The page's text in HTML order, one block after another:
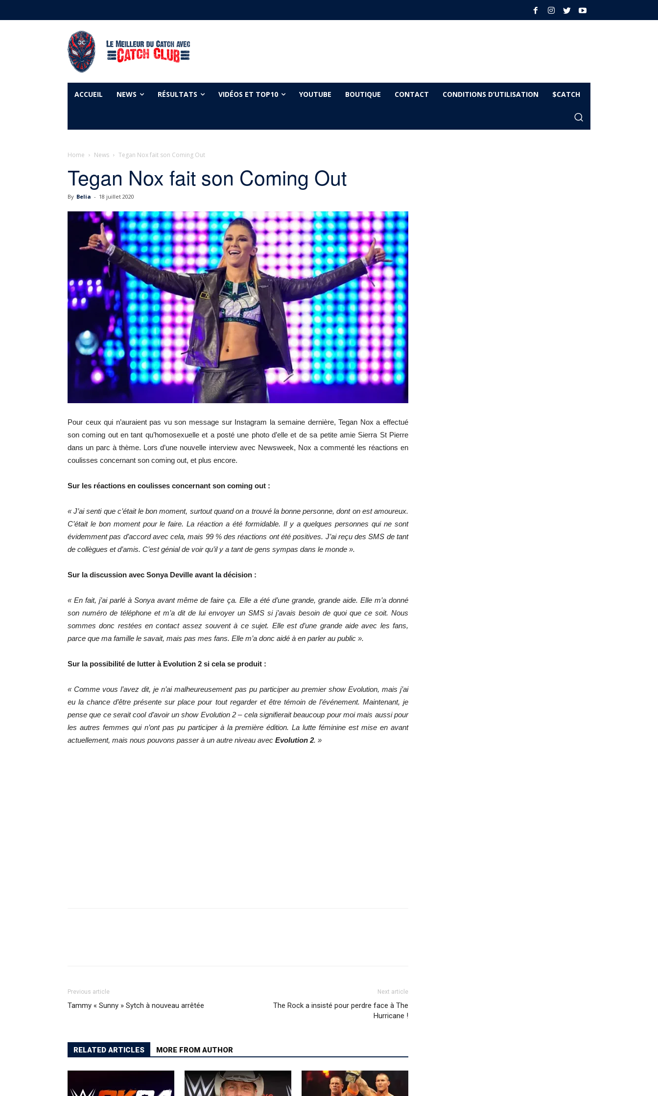
ACCUEIL NEWS RÉSULTATS VIDÉOS ET TOP10 YOUTUBE BOUTIQUE CONTACT CONDITIONS D’UTILISATION $CATCH
Home News Tegan Nox fait son Coming Out
Tegan Nox fait son Coming Out
By Belia - 18 juillet 2020
Pour ceux qui n’auraient pas vu son message sur Instagram la semaine dernière, Tegan Nox a effectué
son coming out en tant qu’homosexuelle et a posté une photo d’elle et de sa petite amie Sierra St Pierre
dans un parc à thème. Lors d’une nouvelle interview avec Newsweek, Nox a commenté les réactions en
coulisses concernant son coming out, et plus encore.
Sur les réactions en coulisses concernant son coming out :
« J’ai senti que c’était le bon moment, surtout quand on a trouvé la bonne personne, dont on est amoureux.
C’était le bon moment pour le faire. La réaction a été formidable. Il y a quelques personnes qui ne sont
évidemment pas d’accord avec cela, mais 99 % des réactions ont été positives. J’ai reçu des SMS de tant
de collègues et d’amis. C’est génial de voir qu’il y a tant de gens sympas dans le monde ».
Sur la discussion avec Sonya Deville avant la décision :
« En fait, j’ai parlé à Sonya avant même de faire ça. Elle a été d’une grande, grande aide. Elle m’a donné
son numéro de téléphone et m’a dit de lui envoyer un SMS si j’avais besoin de quoi que ce soit. Nous
sommes donc restées en contact assez souvent à ce sujet. Elle est d’une grande aide avec les fans,
parce que ma famille le savait, mais pas mes fans. Elle m’a donc aidé à en parler au public ».
Sur la possibilité de lutter à Evolution 2 si cela se produit :
« Comme vous l’avez dit, je n’ai malheureusement pas pu participer au premier show Evolution, mais j’ai
eu la chance d’être présente sur place pour tout regarder et être témoin de l’événement. Maintenant, je
pense que ce serait cool d’avoir un show Evolution 2 – cela signifierait beaucoup pour moi mais aussi pour
les autres femmes qui n’ont pas pu participer à la première édition. La lutte féminine est mise en avant
actuellement, mais nous pouvons passer à un autre niveau avec Evolution 2. »
Previous article
Tammy « Sunny » Sytch à nouveau arrêtée
Next article
The Rock a insisté pour perdre face à The
Hurricane !
RELATED ARTICLES MORE FROM AUTHOR